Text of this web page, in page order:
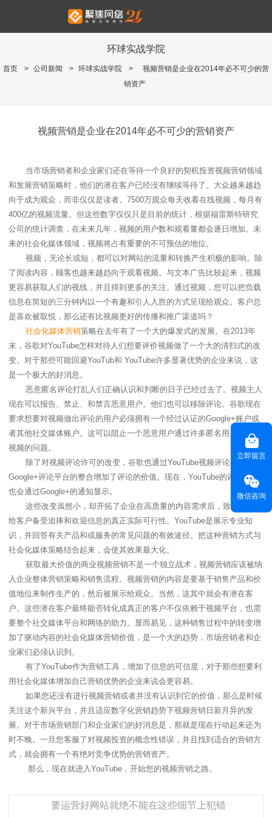
环球实战学院
首页 > 公司新闻 > 环球实战学院 >
视频营销是企业在2014年必不可少的营
销资产
视频营销是企业在2014年必不可少的营销资产
当市场营销者和企业家们还在等待一个良好的契机投资视频营销领域
和发展营销策略时，他们的潜在客户已经没有继续等待了。大众越来越趋
向于成为观众，而非仅仅是读者。 7500万观众每天收看在线视频，每月有
400亿的视频流量。但这些数字仅仅只是目前的统计，根据福雷斯特研究
公司的统计调查，在未来几年，视频的用户数和观看量都会逐日增加。未
来的社会化媒体领域，视频将占有重要的不可预估的地位。
视频，无论长或短，都可以对网站的流量和转换产生积极的影响。除
了阅读内容，顾客也越来越趋向于观看视频。与文本广告比较起来，视频
更容易获取人们的视线，并且得到更多的关注。通过视频，您可以把负载
信息在简短的三分钟内以一个有趣和引人入胜的方式呈现给观众。客户总
是喜欢被取悦，那么还有比视频更好的传播和推广渠道吗？
社会化媒体营销策略在去年有了一个大的爆发式的发展。在2013年
末，谷歌对YouTube怎样对待人们想要评价视频做了一个大的清扫式的改
变。对于那些可能回避YouTub和 YouTube许多显著优势的企业来说，这
是一个极大的好消息。
恶意匿名评论打乱人们正确认识和判断的日子已经过去了。视频主人
现在可以报告、禁止、和禁言恶意用户。他们也可以移除评论。谷歌现在
要求想要对视频做出评论的用户必须拥有一个经过认证的Google+账户或
者其他社交媒体账户。这可以阻止一个恶意用户通过许多匿名用户来评论
视频的问题。
除了对视频评论许可的改变，谷歌也通过YouTube视频评论与
Google+评论平台的整合增加了评论的价值。现在， YouTube的评论信息
也会通过Google+的通知显示。
这些改变虽然小，却开拓了企业在高质量的内容需求后，致力于展示
给客户备受追捧和欢迎信息的真正实际可行性。 YouTube是展示专业知
识，并回答有关产品和或服务的常见问题的有效途径。把这种营销方式与
社会化媒体策略结合起来，会使其效果最大化。
获取最大价值的商业视频营销不是一个独立战术，视频营销应该被纳
入企业整体营销策略和销售流程。视频营销的内容是要基于销售产品和价
值地位来制作生产的，然后被展示给观众。当然，这其中就会有潜在客
户。这些潜在客户最终能否转化成真正的客户不仅依赖于视频平台，也需
要整个社交媒体平台和网络的助力。显而易见，这种销售过程中的转变增
加了驱动内容的社会化媒体营销价值，是一个大的趋势，市场营销者和企
业家们必须认识到。
有了YouTube作为营销工具，增加了信息的可信度，对于那些想要利
用社会化媒体增加自己营销优势的企业来说会更容易。
如果您还没有进行视频营销或者并没有认识到它的价值，那么是时候
关注这个新兴平台，并且适应数字化营销趋势下视频营销日新月异的发
展。对于市场营销部门和企业家们的好消息是，那就是现在行动起来还为
时不晚。一旦您客服了对视频投资的概念性错误，并且找到适合的营销方
式，就会拥有一个有绝对竞争优势的营销资产。
那么，现在就进入YouTube，开始您的视频营销之路。
要运营好网站就绝不能在这些细节上犯错
立即留言
微信咨询